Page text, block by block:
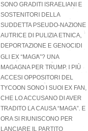
SONO GRADITI ISRAELIANI E
SOSTENITORI DELLA
SUDDETTA PSEUDO-NAZIONE
AUTRICE DI PULIZIA ETNICA,
DEPORTAZIONE E GENOCIDI
GLI EX “MAGA”? UNA
MAGAGNA PER TRUMP. I PIÙ
ACCESI OPPOSITORI DEL
TYCOON SONO I SUOI EX FAN,
CHE LO ACCUSANO DI AVER
TRADITO LA CAUSA “MAGA”. E
ORA SI RIUNISCONO PER
LANCIARE IL PARTITO